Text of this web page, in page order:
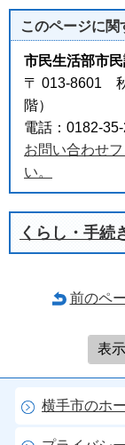
このページに関
市民生活部市
〒 013-8601
階）
電話：0182-
お問い合わせ
い。
くらし・手続
前のペ
表示
横手市のホ